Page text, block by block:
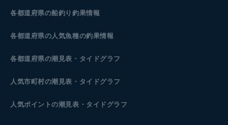
各都道府県の船釣り釣果情報
各都道府県の人気魚種の釣果情報
各都道府県の潮見表 ・タイドグラフ
人気市町村の潮見表・タイドグラフ
人気ポイントの潮見表・タイドグラフ